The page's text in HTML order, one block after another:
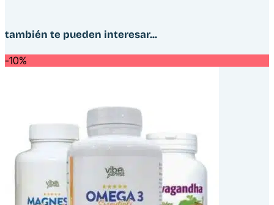
también te pueden interesar...
-10%